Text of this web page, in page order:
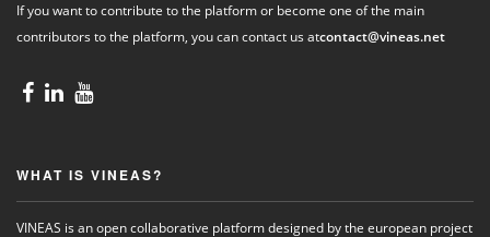
If you want to contribute to the platform or become one of the main
contributors to the platform, you can contact us atcontact@vineas.net
WHAT IS VINEAS?
VINEAS is an open collaborative platform designed by the european project